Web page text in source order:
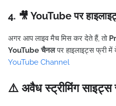
4. 🎥 YouTube पर
अगर आप लाइव मैच मिस कर देते हैं, तो
YouTube चैनलपर हाइलाइट्स फ्री
YouTube Channel
⚠️ अवैध स्ट्रीमिंग